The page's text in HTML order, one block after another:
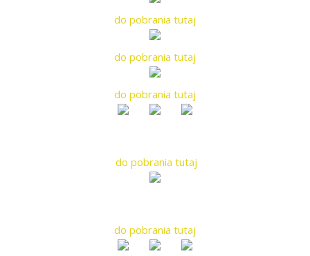
do pobrania tutaj
do pobrania tutaj
do pobrania tutaj
do pobrania tutaj
do pobrania tutaj